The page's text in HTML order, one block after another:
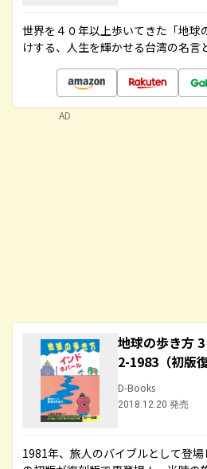
世界を４０年以上歩いてきた「地球
けする、人生を輝かせる台湾の名言
地球の歩き方
2-1983（初版
D-Books
2018.12.20 発売
1981年、旅人のバイブルとして登
AD